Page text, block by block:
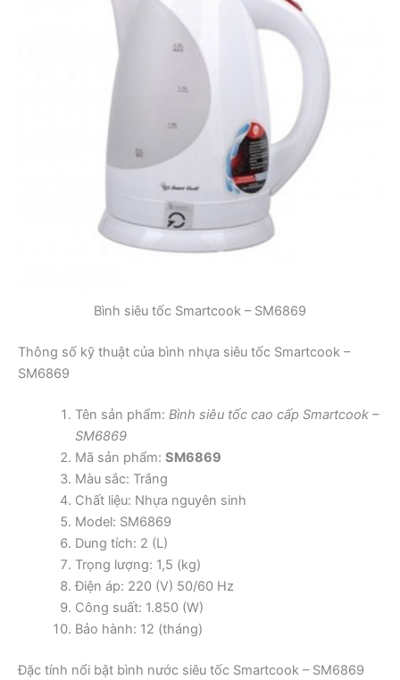
Bình siêu tốc Smartcook – SM6869
Thông số kỹ thuật của bình nhựa siêu tốc Smartcook –
SM6869
Tên sản phẩm: Bình siêu tốc cao cấp Smartcook –
SM6869
Mã sản phẩm: SM6869
Màu sắc: Trắng
Chất liệu: Nhựa nguyên sinh
Model: SM6869
Dung tích: 2 (L)
Trọng lượng: 1,5 (kg)
Điện áp: 220 (V) 50/60 Hz
Công suất: 1.850 (W)
Bảo hành: 12 (tháng)
Đặc tính nổi bật bình nước siêu tốc Smartcook – SM6869